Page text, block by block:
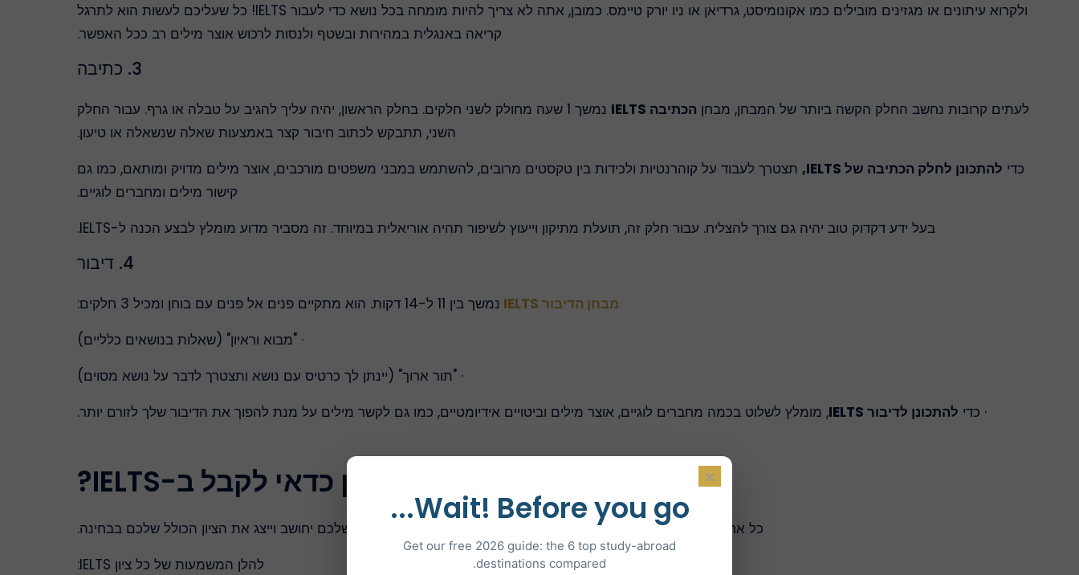
ולקרוא עיתונים או מגזינים מובילים כמו אקונומיסט, גרדיאן או ניו יורק טיימס. כמובן, אתה לא צריך להיות מומחה בכל נושא כדי לעבור IELTS! כל שעליכם לעשות הוא לתרגל
קריאה באנגלית במהירות ובשטף ולנסות לרכוש אוצר מילים רב ככל האפשר.
3. כתיבה
לעתים קרובות נחשב החלק הקשה ביותר של המבחן, מבחן הכתיבה IELTS
נמשך 1 שעה מחולק לשני חלקים. בחלק הראשון, יהיה עליך להגיב על טבלה או גרף. עבור החלק
השני, תתבקש לכתוב חיבור קצר באמצעות שאלה שנשאלה או טיעון.
כדי להתכונן לחלק הכתיבה של IELTS,
תצטרך לעבוד על קוהרנטיות ולכידות בין טקסטים מרובים, להשתמש במבני משפטים מורכבים, אוצר מילים מדויק ומותאם, כמו גם
קישור מילים ומחברים לוגיים.
בעל ידע דקדוק טוב יהיה גם צורך להצליח. עבור חלק זה, תועלת מתיקון וייעוץ לשיפור תהיה אוריאלית במיוחד. זה מסביר מדוע מומלץ לבצע הכנה ל-IELTS.
4. דיבור
מבחן הדיבור IELTS
נמשך בין 11 ל-14 דקות. הוא מתקיים פנים אל פנים עם בוחן ומכיל 3 חלקים:
· "מבוא וראיון" (שאלות בנושאים כלליים)
· "תור ארוך" (יינתן לך כרטיס עם נושא ותצטרך לדבר על נושא מסוים)
· כדי להתכונן לדיבור IELTS , מומלץ לשלוט בכמה מחברים לוגיים, אוצר מילים וביטויים אידיומטיים, כמו גם לקשר מילים על מנת להפוך את הדיבור שלך לזורם יותר.
איזה ציון כדאי לקבל ב-IELTS?
כל אחד מארבעת מאמרי IELTS מקבל ציון בין 0 ל-9. לאחר מכן, הממוצע שלכם יחושב וייצג את הציון הכולל שלכם בבחינה.
להלן המשמעות של כל ציון IELTS:
×
Wait! Before you go...
Get our free 2026 guide: the 6 top study-abroad
destinations compared.